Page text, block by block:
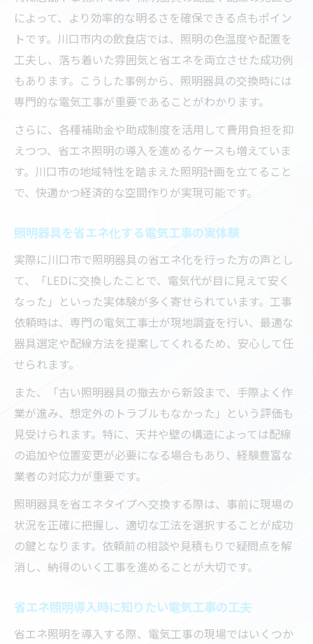
によって、より効率的な明るさを確保できる点もポイン
トです。川口市内の飲食店では、照明の色温度や配置を
工夫し、落ち着いた雰囲気と省エネを両立させた成功例
もあります。こうした事例から、照明器具の交換時には
専門的な電気工事が重要であることがわかります。
さらに、各種補助金や助成制度を活用して費用負担を抑
えつつ、省エネ照明の導入を進めるケースも増えていま
す。川口市の地域特性を踏まえた照明計画を立てること
で、快適かつ経済的な空間作りが実現可能です。
照明器具を省エネ化する電気工事の実体験
実際に川口市で照明器具の省エネ化を行った方の声とし
て、「LEDに交換したことで、電気代が目に見えて安く
なった」といった実体験が多く寄せられています。工事
依頼時は、専門の電気工事士が現地調査を行い、最適な
器具選定や配線方法を提案してくれるため、安心して任
せられます。
また、「古い照明器具の撤去から新設まで、手際よく作
業が進み、想定外のトラブルもなかった」という評価も
見受けられます。特に、天井や壁の構造によっては配線
の追加や位置変更が必要になる場合もあり、経験豊富な
業者の対応力が重要です。
照明器具を省エネタイプへ交換する際は、事前に現場の
状況を正確に把握し、適切な工法を選択することが成功
の鍵となります。依頼前の相談や見積もりで疑問点を解
消し、納得のいく工事を進めることが大切です。
省エネ照明導入時に知りたい電気工事の工夫
省エネ照明を導入する際、電気工事の現場ではいくつか